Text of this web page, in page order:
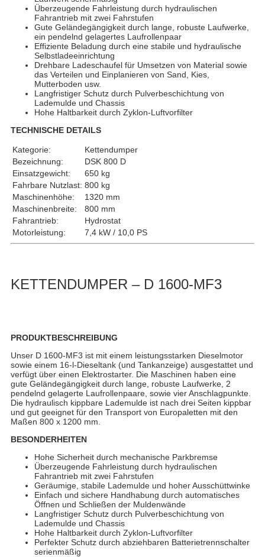
Überzeugende Fahrleistung durch hydraulischen
Fahrantrieb mit zwei Fahrstufen
Gute Geländegängigkeit durch lange, robuste Laufwerke,
ein pendelnd gelagertes Laufrollenpaar
Effiziente Beladung durch eine stabile und hydraulische
Selbstladeeinrichtung
Drehbare Ladeschaufel für Umsetzen von Material sowie
das Verteilen und Einplanieren von Sand, Kies,
Mutterboden usw.
Langfristiger Schutz durch Pulverbeschichtung von
Lademulde und Chassis
Hohe Haltbarkeit durch Zyklon-Luftvorfilter
TECHNISCHE DETAILS
Kategorie:
Kettendumper
Bezeichnung:
DSK 800 D
Einsatzgewicht:
650 kg
Fahrbare Nutzlast: 800 kg
Maschinenhöhe:
1320 mm
Maschinenbreite:
800 mm
Fahrantrieb:
Hydrostat
Motorleistung:
7,4 kW / 10,0 PS
KETTENDUMPER – D 1600-MF3
PRODUKTBESCHREIBUNG
Unser D 1600-MF3 ist mit einem leistungsstarken Dieselmotor
sowie einem 16-l-Dieseltank (und Tankanzeige) ausgestattet und
verfügt über einen Elektrostarter. Die Maschinen haben eine
gute Geländegängigkeit durch lange, robuste Laufwerke, 2
pendelnd gelagerte Laufrollenpaare, sowie vier Anschlagpunkte.
Die hydraulisch kippbare Lademulde ist nach drei Seiten kippbar
und gut geeignet für den Transport von Europaletten mit den
Maßen 800 x 1200 mm.
BESONDERHEITEN
Hohe Sicherheit durch mechanische Parkbremse
Überzeugende Fahrleistung durch hydraulischen
Fahrantrieb mit zwei Fahrstufen
Geräumige, stabile Lademulde und hoher Ausschüttwinke
Einfach und sichere Handhabung durch automatisches
Öffnen und Schließen der Muldenwände
Langfristiger Schutz durch Pulverbeschichtung von
Lademulde und Chassis
Hohe Haltbarkeit durch Zyklon-Luftvorfilter
Perfekter Schutz durch abziehbaren Batterietrennschalter
serienmäßig